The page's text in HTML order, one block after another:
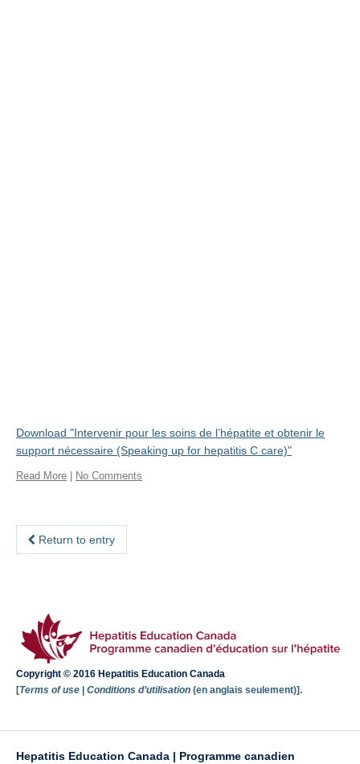
Download "Intervenir pour les soins de l’hépatite et obtenir le
support nécessaire (Speaking up for hepatitis C care)"
Read More No Comments
Return to entry
Copyright © 2016 Hepatitis Education Canada
[Terms of use Conditions d’utilisation (en anglais seulement)].
Hepatitis Education Canada | Programme canadien